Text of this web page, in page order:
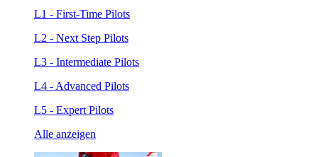
L1 - First-Time Pilots
L2 - Next Step Pilots
L3 - Intermediate Pilots
L4 - Advanced Pilots
L5 - Expert Pilots
Alle anzeigen